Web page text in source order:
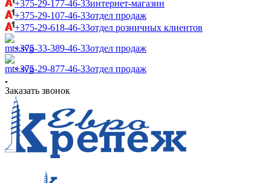
+375-29-177-46-33интернет-магазин
+375-29-107-46-33отдел продаж
+375-29-618-46-33отдел розничных клиентов
+375-33-389-46-33отдел продаж
+375-29-877-46-33отдел продаж
Заказать звонок